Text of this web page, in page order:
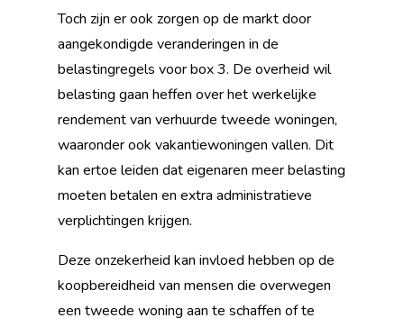
Toch zijn er ook zorgen op de markt door
aangekondigde veranderingen in de
belastingregels voor box 3. De overheid wil
belasting gaan heffen over het werkelijke
rendement van verhuurde tweede woningen,
waaronder ook vakantiewoningen vallen. Dit
kan ertoe leiden dat eigenaren meer belasting
moeten betalen en extra administratieve
verplichtingen krijgen.
Deze onzekerheid kan invloed hebben op de
koopbereidheid van mensen die overwegen
een tweede woning aan te schaffen of te